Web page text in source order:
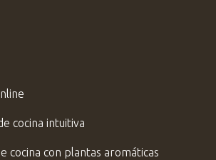
cocina intuitiva
cocina con plantas aromáticas